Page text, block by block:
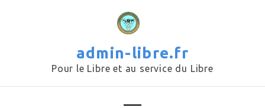
admin-libre.fr
Pour le Libre et au service du Libre